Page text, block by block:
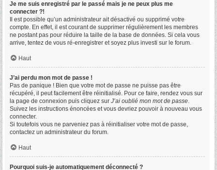
Je me suis enregistré par le passé mais je ne peux plus me
connecter ?!
Il est possible qu’un administrateur ait désactivé ou supprimé votre
compte. En effet, il est courant de supprimer régulièrement les membres
ne postant pas pour réduire la taille de la base de données. Si cela vous
arrive, tentez de vous ré-enregistrer et soyez plus investi sur le forum.
Haut
J’ai perdu mon mot de passe !
Pas de panique ! Bien que votre mot de passe ne puisse pas être
récupéré, il peut facilement être réinitialisé. Pour ce faire, rendez vous sur
la page de connexion puis cliquez sur J’ai oublié mon mot de passe.
Suivez les instructions énoncées et vous devriez pouvoir à nouveau vous
connecter.
Si toutefois vous ne parveniez pas à réinitialiser votre mot de passe,
contactez un administrateur du forum.
Haut
Pourquoi suis-je automatiquement déconnecté ?